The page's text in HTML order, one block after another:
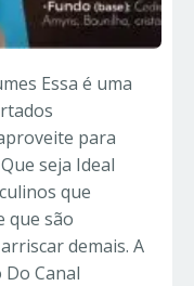
Essa é uma
para
seja Ideal
que
que são
demais. A
Canal